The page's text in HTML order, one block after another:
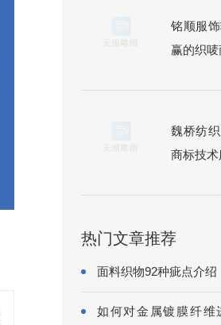
铭顺服
赢的织
魏桥纺
商标技术
热门文章推荐
面料织物92种疵点介绍
如何对金属镀膜纤维